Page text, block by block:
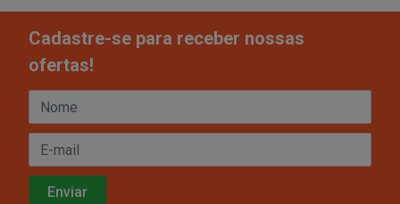
Cadastre-se para receber nossas
ofertas!